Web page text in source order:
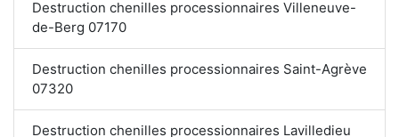
Destruction chenilles processionnaires Villeneuve-
de-Berg 07170
Destruction chenilles processionnaires Saint-Agrève
07320
Destruction chenilles processionnaires Lavilledieu